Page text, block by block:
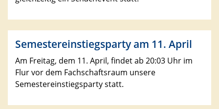
Semestereinstiegsparty am 11. April
Am Freitag, dem 11. April, findet ab 20:03 Uhr im
Flur vor dem Fachschaftsraum unsere
Semestereinstiegsparty statt.